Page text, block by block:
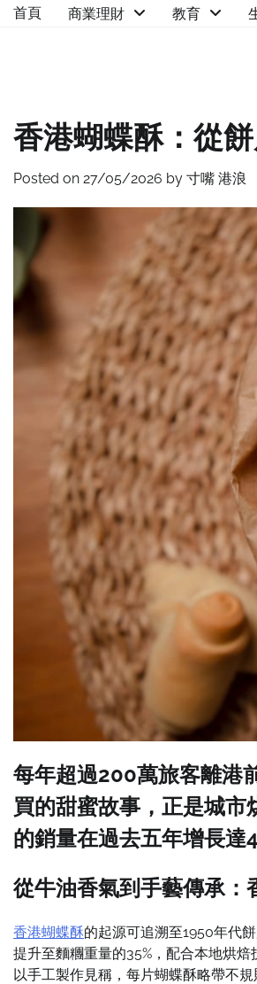
Skip首頁 商業理財 教育
香港蝴蝶酥：從
Posted on 27/05/2026 by 寸嘴 港浪
每年超過200萬旅客離港
買的甜蜜故事，正是城
的銷量在過去五年增長達
從牛油香氣到手藝傳承：
香港蝴蝶酥的起源可追溯至1950年代
提升至麵糰重量的35%，配合本地烘
以手工製作見稱，每片蝴蝶酥略帶不規